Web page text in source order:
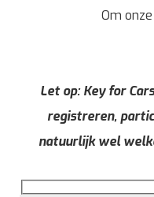
Om
Let op: Key for
registreren,
natuurlijk wel